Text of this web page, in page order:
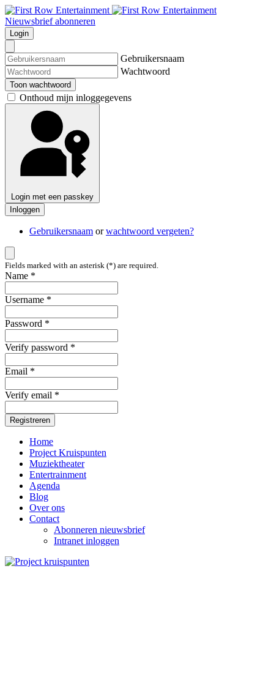
Nieuwsbrief abonneren
Login
Gebruikersnaam
Wachtwoord
Toon wachtwoord
Onthoud mijn inloggegevens
Login met een passkey
Inloggen
Gebruikersnaam orwachtwoord vergeten?
Fields marked with an asterisk (*) are required.
Name *
Username *
Password *
Verify password *
Email *
Verify email *
Registreren
Home
Project Kruispunten
Muziektheater
Entertrainment
Agenda
Blog
Over ons
Contact
Abonneren nieuwsbrief
Intranet inloggen